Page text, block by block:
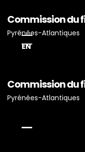
Commission du
Pyrénées-Atlantiques
EN
Commission du
Pyrénées-Atlantiques
Accueil